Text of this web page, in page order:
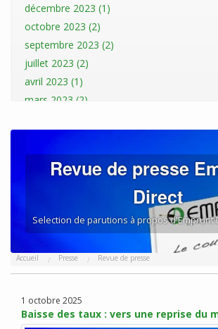
décembre 2023 (1)
octobre 2023 (2)
septembre 2023 (2)
juillet 2023 (2)
avril 2023 (1)
mars 2023 (2)
novembre 2022 (1)
octobre 2022 (3)
juillet 2022 (1)
avril 2022 (1)
janvier 2022 (3)
novembre 2021 (2)
Revue de presse
Direct
Selection de parutions à propos d'Emprunt
Accueil Presse Revue de presse
1 octobre 2025
Baisse des taux : vers une reprise du